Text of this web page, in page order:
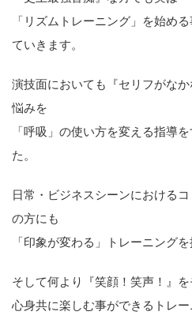
「リズムトレーニング」を始め
ていきます。
演技面においても『セリフがな
悩みを
「呼吸」の使い方を変える指導
た。
日常・ビジネスシーンにおける
の方にも
「印象が変わる」トレーニングを
そして何より『笑顔！笑声！』
心身共に楽しむ事ができるトレー